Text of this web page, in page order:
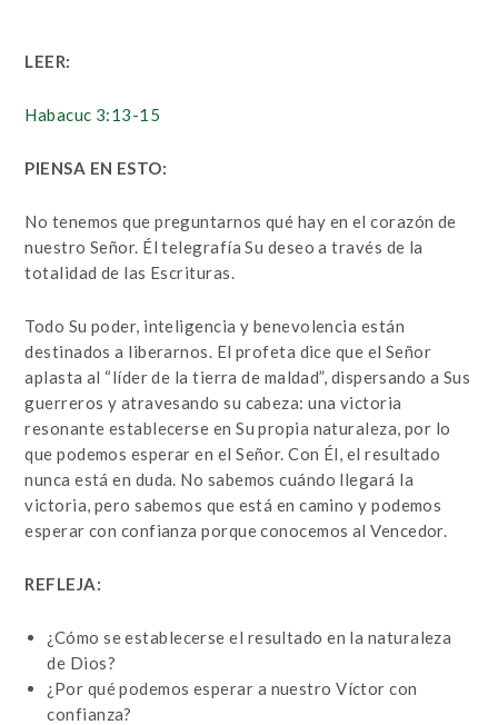
LEER:
Habacuc 3:13-15
PIENSA EN ESTO:
No tenemos que preguntarnos qué hay en el corazón de
nuestro Señor. Él telegrafía Su deseo a través de la
totalidad de las Escrituras.
Todo Su poder, inteligencia y benevolencia están
destinados a liberarnos. El profeta dice que el Señor
aplasta al “líder de la tierra de maldad”, dispersando a Sus
guerreros y atravesando su cabeza: una victoria
resonante establecerse en Su propia naturaleza, por lo
que podemos esperar en el Señor. Con Él, el resultado
nunca está en duda. No sabemos cuándo llegará la
victoria, pero sabemos que está en camino y podemos
esperar con confianza porque conocemos al Vencedor.
REFLEJA:
¿Cómo se establecerse el resultado en la naturaleza
de Dios?
¿Por qué podemos esperar a nuestro Víctor con
confianza?